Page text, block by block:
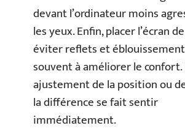
devant l’ordinateur moins
les yeux. Enfin, placer l’écran
éviter reflets et
souvent à améliorer le
ajustement de la position ou
la différence se fait sentir
immédiatement.